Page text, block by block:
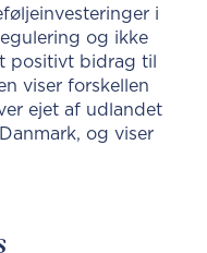
i
og ikke
positivt bidrag til
viser forskellen
ejet af udlandet
og viser